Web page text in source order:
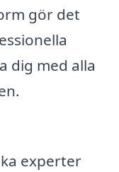
gör det
dig med alla
experter